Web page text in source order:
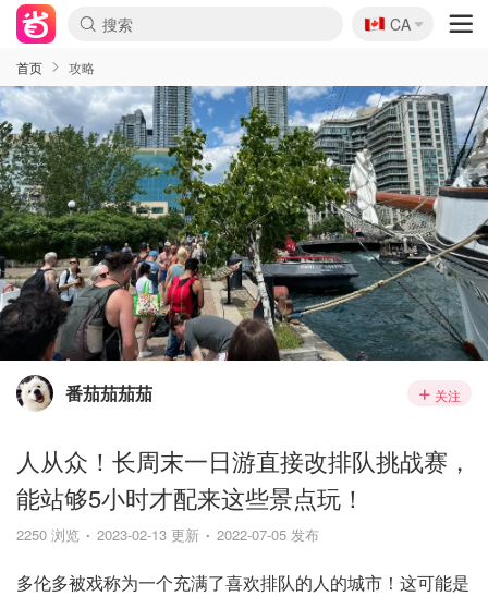
🇨🇦
CA
首页 攻略
番茄茄茄茄 关注
人从众！长周末一日游直接改排队挑战赛，
能站够5小时才配来这些景点玩！
2250 浏览 2023-02-13 更新 2022-07-05 发布
多伦多被戏称为一个充满了喜欢排队的人的城市！这可能是